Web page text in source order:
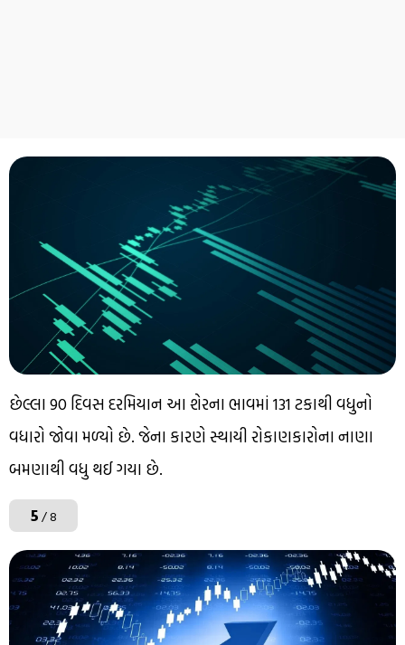
છેલ્લા 90 દિવસ દરમિયાન આ શેરના ભાવમાં 131 ટકાથી વધુનો
વધારો જોવા મળ્યો છે. જેના કારણે સ્થાયી રોકાણકારોના નાણા
બમણાથી વધુ થઈ ગયા છે.
5/ 8